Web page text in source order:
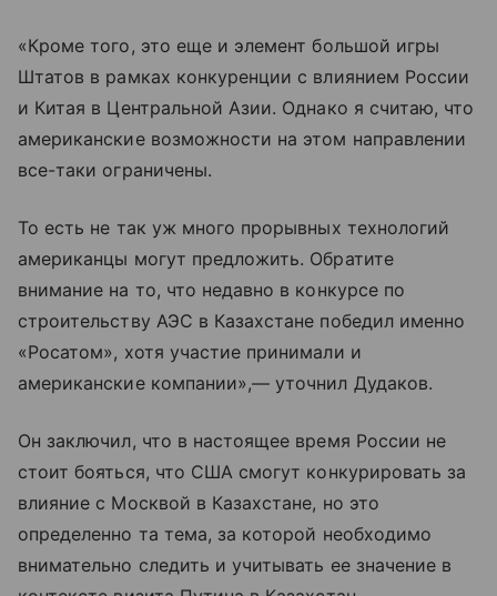
«Кроме того, это еще и элемент большой игры
Штатов в рамках конкуренции с влиянием России
и Китая в Центральной Азии. Однако я считаю, что
американские возможности на этом направлении
все-таки ограничены.
То есть не так уж много прорывных технологий
американцы могут предложить. Обратите
внимание на то, что недавно в конкурсе по
строительству АЭС в Казахстане победил именно
«Росатом», хотя участие принимали и
американские компании»,— уточнил Дудаков.
Он заключил, что в настоящее время России не
стоит бояться, что США смогут конкурировать за
влияние с Москвой в Казахстане, но это
определенно та тема, за которой необходимо
внимательно следить и учитывать ее значение в